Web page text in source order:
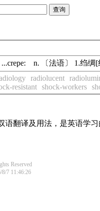
n. 〔法语〕 1.绉绸
radiolucent
resistant shock-workers
翻译及用法，是英语学习
Reserved
7 11:46:26